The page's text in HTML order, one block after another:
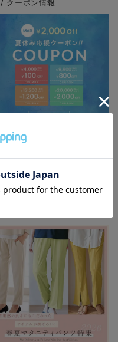
カートへ進む
クーポン情報
み応援クーポン MAX2,000円
授乳服/
認する